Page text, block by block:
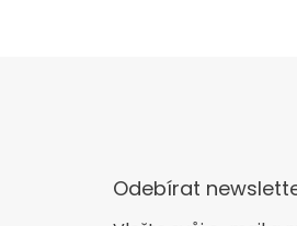
Odebírat